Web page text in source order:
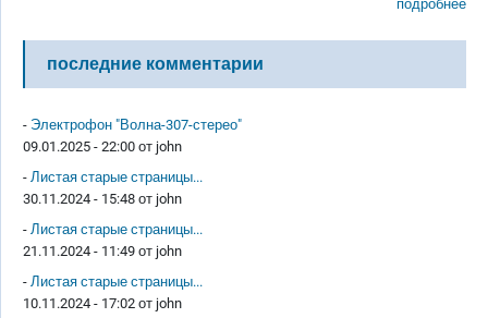
подробнее
последние комментарии
- Электрофон "Волна-307-стерео"
09.01.2025 - 22:00 от john
- Листая старые страницы...
30.11.2024 - 15:48 от john
- Листая старые страницы...
21.11.2024 - 11:49 от john
- Листая старые страницы...
10.11.2024 - 17:02 от john